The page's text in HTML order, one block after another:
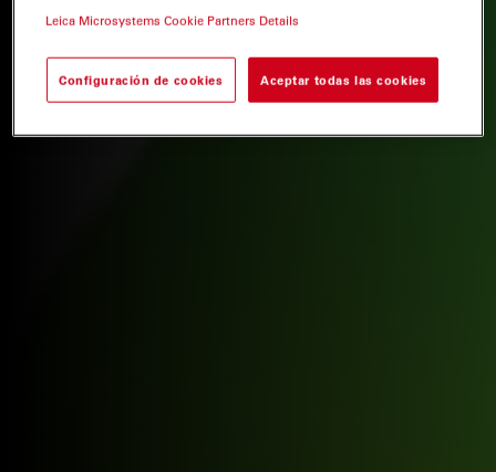
Leica Microsystems Cookie Partners Details
Configuración de cookies Aceptar todas las cookies